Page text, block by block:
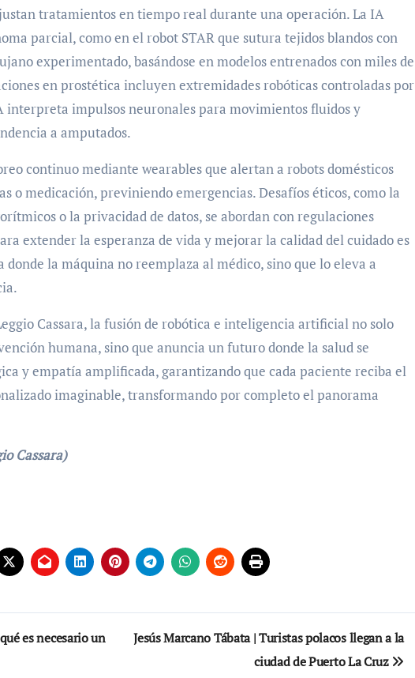
tratamientos en tiempo real durante una operación. La IA
parcial, como en el robot STAR que sutura tejidos blandos con
experimentado, basándose en modelos entrenados con miles de
en prostética incluyen extremidades robóticas controladas por
interpreta impulsos neuronales para movimientos fluidos y
a amputados.
continuo mediante wearables que alertan a robots domésticos
o medicación, previniendo emergencias. Desafíos éticos, como la
o la privacidad de datos, se abordan con regulaciones
extender la esperanza de vida y mejorar la calidad del cuidado es
la máquina no reemplaza al médico, sino que lo eleva a
Cassara, la fusión de robótica e inteligencia artificial no solo
humana, sino que anuncia un futuro donde la salud se
y empatía amplificada, garantizando que cada paciente reciba el
imaginable, transformando por completo el panorama
Cassara)
es necesario un
Jesús Marcano Tábata | Turistas polacos llegan a la
ciudad de Puerto La Cruz